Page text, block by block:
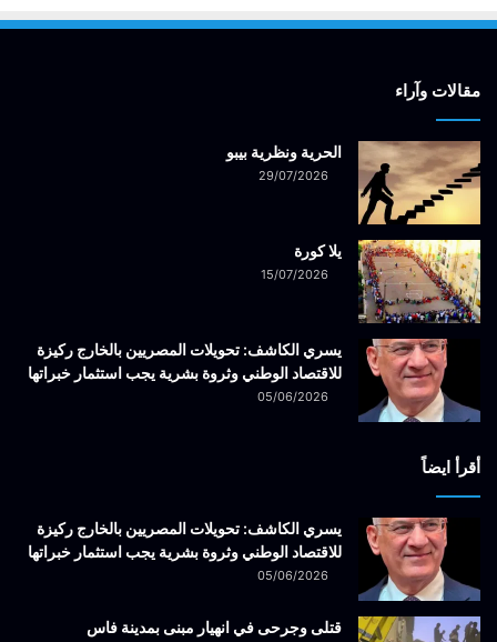
مقالات وآراء
الحرية ونظرية بيبو
29/07/2026
يلا كورة
15/07/2026
يسري الكاشف: تحويلات المصريين بالخارج ركيزة
للاقتصاد الوطني وثروة بشرية يجب استثمار خبراتها
05/06/2026
أقرأ ايضاً
يسري الكاشف: تحويلات المصريين بالخارج ركيزة
للاقتصاد الوطني وثروة بشرية يجب استثمار خبراتها
05/06/2026
قتلى وجرحى في انهيار مبنى بمدينة فاس